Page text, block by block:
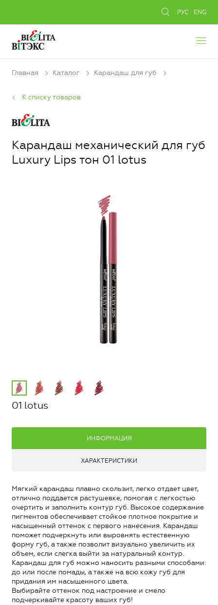
РУС ENG
Главная Каталог Карандаш для губ
К списку товаров
Карандаш механический для губ
Luxury Lips тон 01 lotus
01 lotus
ИНФОРМАЦИЯ
ХАРАКТЕРИСТИКИ
Мягкий карандаш плавно скользит, легко отдает цвет,
отлично поддается растушевке, помогая с легкостью
очертить и заполнить контур губ. Высокое содержание
пигментов обеспечивает стойкое плотное покрытие и
насыщенный оттенок с первого нанесения. Карандаш
поможет подчеркнуть или выровнять естественную
форму губ, а также позволит визуально увеличить их
объем, если слегка выйти за натуральный контур.
Карандаш для губ можно наносить разными способами:
до или после помады, а также на всю кожу губ для
придания им насыщенного цвета.
Выбирайте оттенок под настроение и смело
подчеркивайте красоту ваших губ!